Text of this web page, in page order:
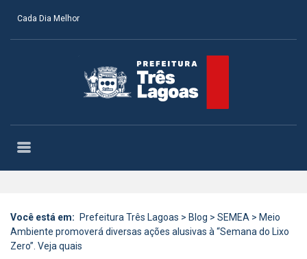
Cada Dia Melhor
Você está em: Prefeitura Três Lagoas > Blog > SEMEA > Meio
Ambiente promoverá diversas ações alusivas à “Semana do Lixo
Zero”. Veja quais